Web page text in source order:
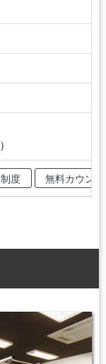
度 無料カウン